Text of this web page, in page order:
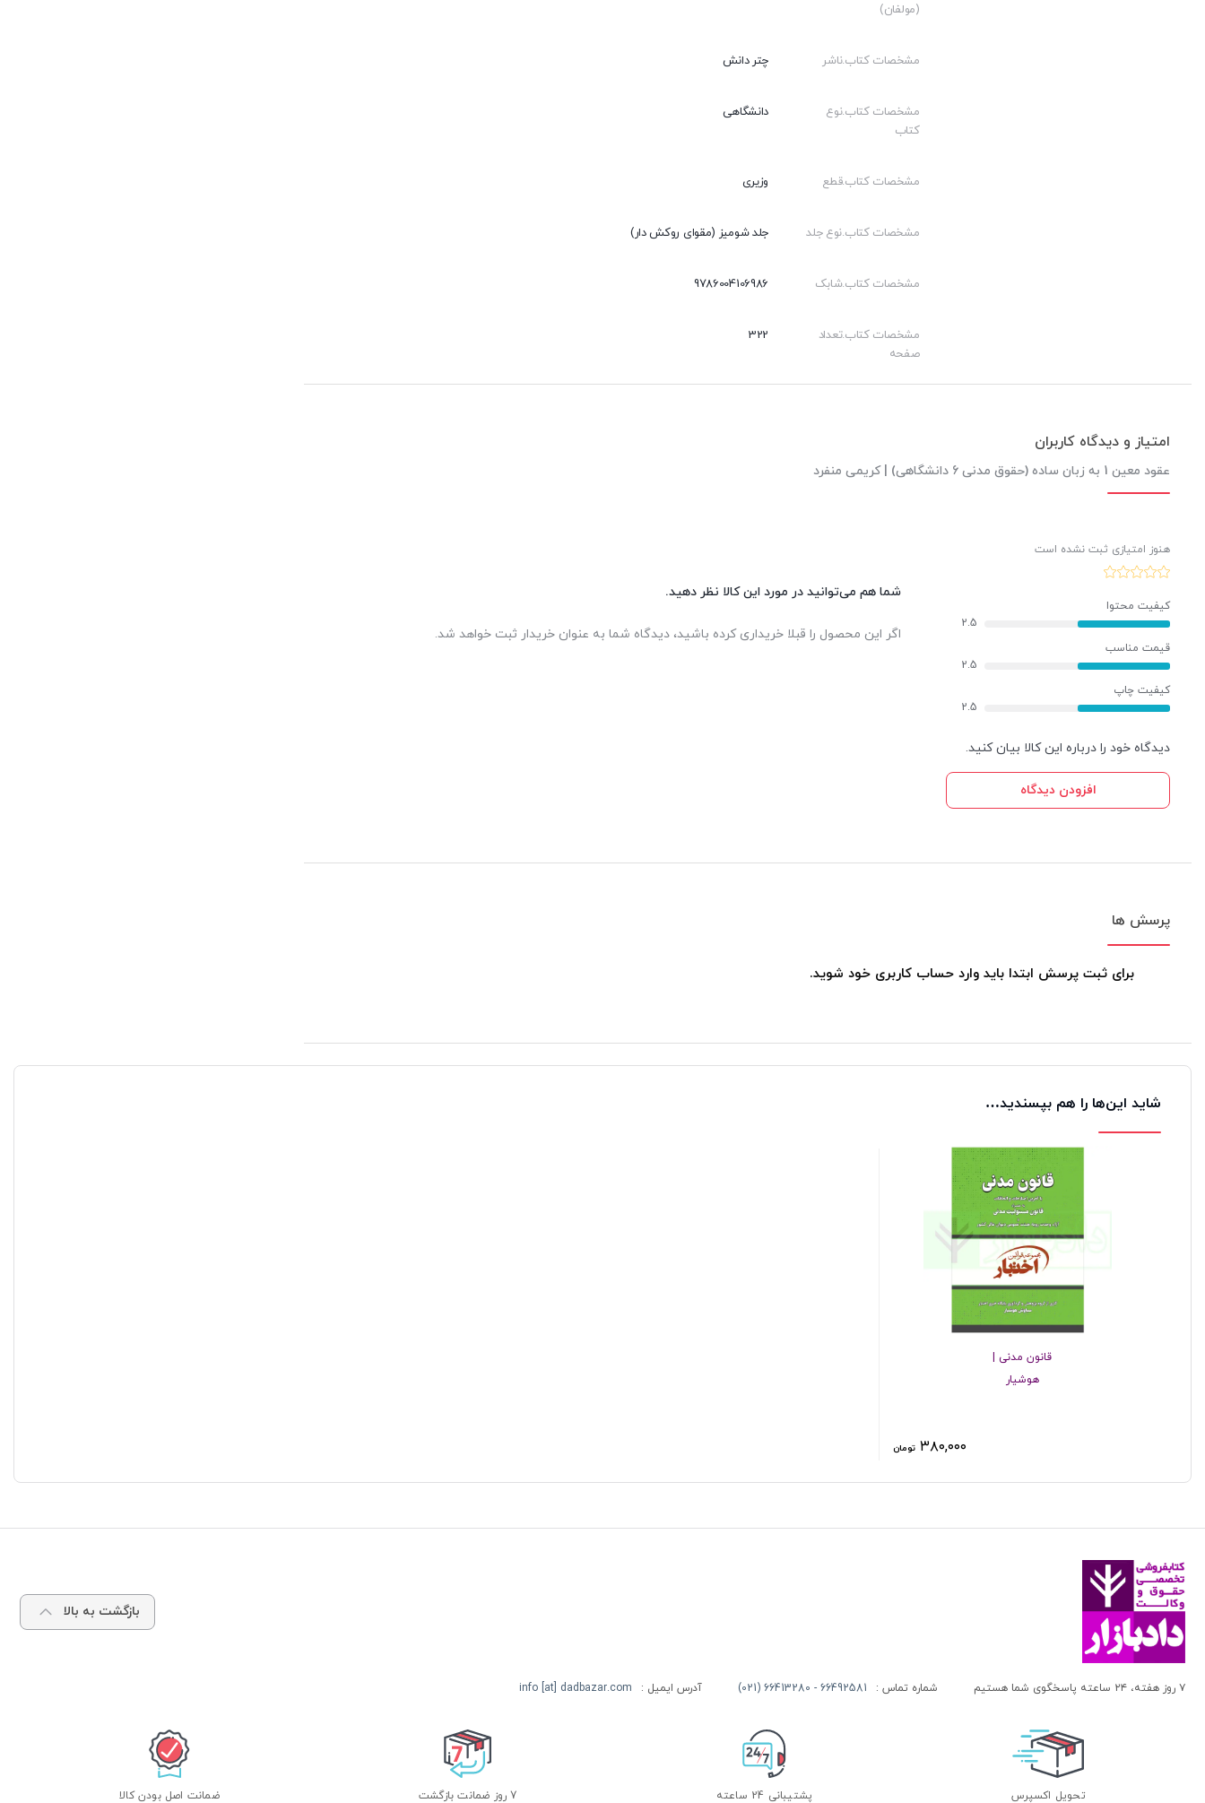
(مولفان)
مشخصات کتاب.ناشر چتر دانش
مشخصات کتاب.نوع
کتاب
دانشگاهی
مشخصات کتاب.قطع وزیری
مشخصات کتاب.نوع جلد جلد شومیز (مقوای روکش دار)
مشخصات کتاب.شابک 9786004106986
مشخصات کتاب.تعداد
صفحه
322
امتیاز و دیدگاه کاربران
عقود معین 1 به زبان ساده (حقوق مدنی 6 دانشگاهی) | کریمی منفرد
هنوز امتیازی ثبت نشده است
کیفیت محتوا
2.5
قیمت مناسب
2.5
کیفیت چاپ
2.5
دیدگاه خود را درباره این کالا بیان کنید.
افزودن دیدگاه
شما هم می‌توانید در مورد این کالا نظر دهید.
اگر این محصول را قبلا خریداری کرده باشید، دیدگاه شما به عنوان خریدار ثبت خواهد شد.
پرسش ها
برای ثبت پرسش ابتدا باید وارد حساب کاربری خود شوید.
شاید این‌ها را هم بپسندید…
قانون مدنی |
هوشیار
۳۸۰,۰۰۰ تومان
بازگشت به بالا
۷ روز هفته، ۲۴ ساعته پاسخگوی شما هستیم شماره تماس : 66492581 - 66413280 (021) آدرس ایمیل : info [at] dadbazar.com
تحویل اکسپرس پشتیبانی 24 ساعته 7 روز ضمانت بازگشت ضمانت اصل بودن کالا